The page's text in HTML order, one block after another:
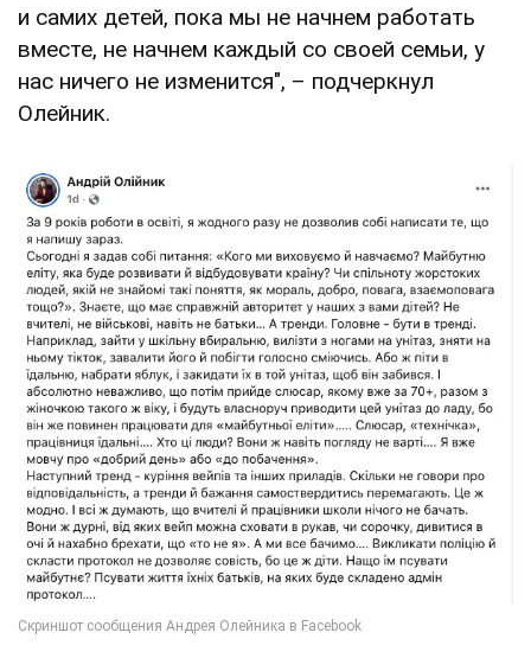
и самих детей, пока мы не начнем работать
вместе, не начнем каждый со своей семьи, у
нас ничего не изменится", – подчеркнул
Олейник.